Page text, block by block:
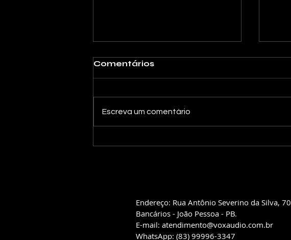
Comentários
Escreva um comentário
Endereço: Rua Antônio Severino da Silva, 70
Bancários - João Pessoa - PB.
E-mail: atendimento@voxaudio.com.br
WhatsApp: (83) 99996-3347